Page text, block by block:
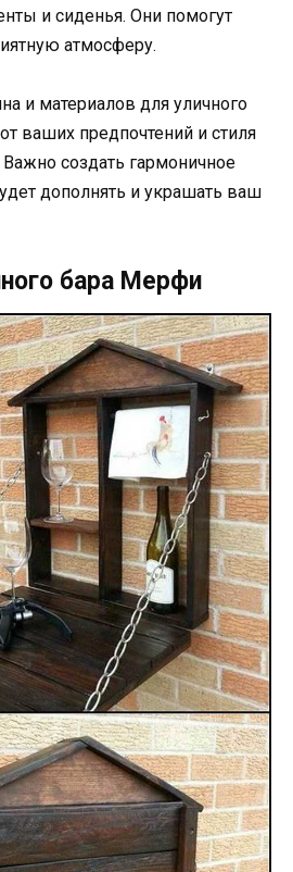
и сиденья. Они помогут
атмосферу.
и материалов для уличного
ваших предпочтений и стиля
создать гармоничное
дополнять и украшать ваш
бара Мерфи